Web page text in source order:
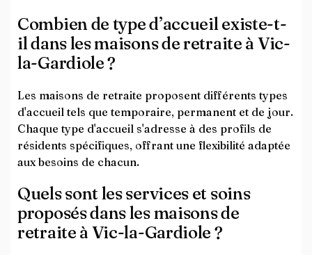
Combien de type d’accueil existe-t-
il dans les maisons de retraite à Vic-
la-Gardiole ?
Les maisons de retraite proposent différents types
d'accueil tels que temporaire, permanent et de jour.
Chaque type d'accueil s'adresse à des profils de
résidents spécifiques, offrant une flexibilité adaptée
aux besoins de chacun.
Quels sont les services et soins
proposés dans les maisons de
retraite à Vic-la-Gardiole ?